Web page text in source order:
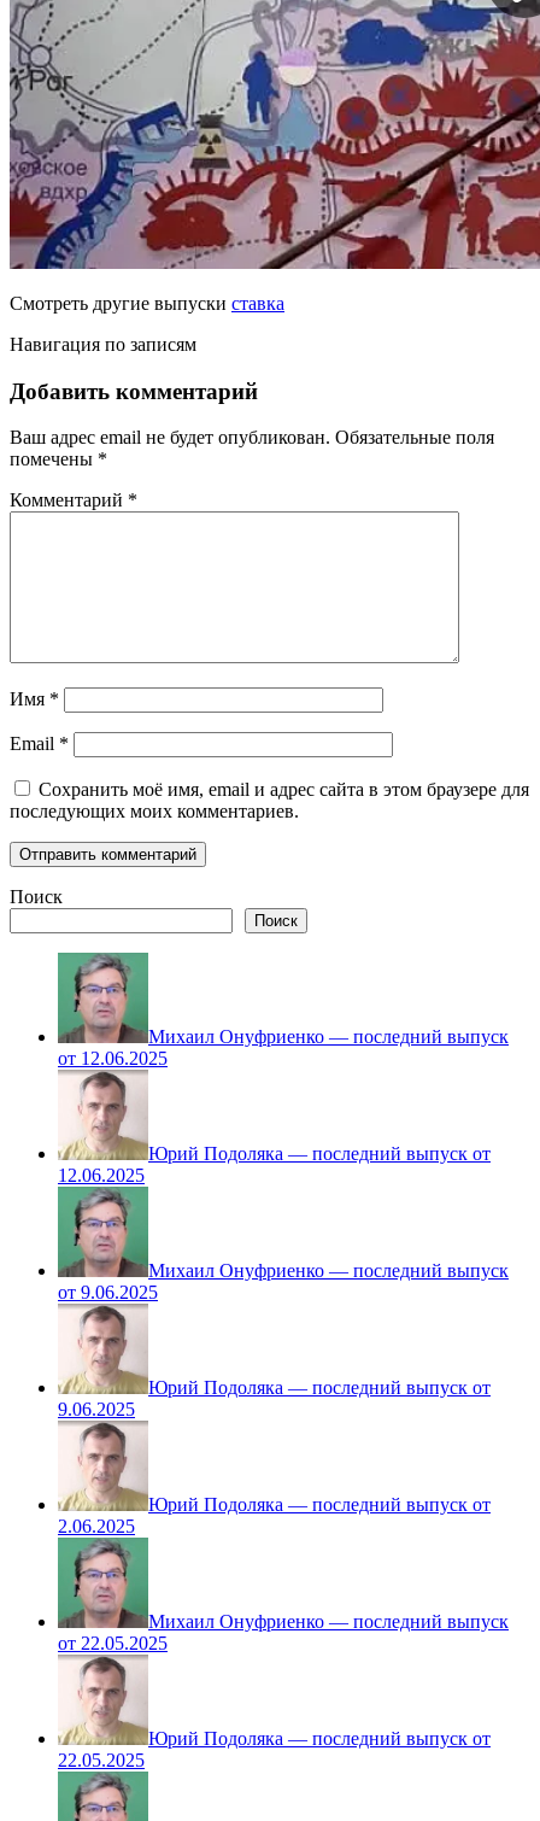
Смотреть другие выпуски ставка
Навигация по записям
Добавить комментарий
Ваш адрес email не будет опубликован. Обязательные поля
помечены *
Комментарий *
Имя *
Email *
Сохранить моё имя, email и адрес сайта в этом браузере для
последующих моих комментариев.
Поиск
Поиск
Михаил Онуфриенко — последний выпуск
от 12.06.2025
Юрий Подоляка — последний выпуск от
12.06.2025
Михаил Онуфриенко — последний выпуск
от 9.06.2025
Юрий Подоляка — последний выпуск от
9.06.2025
Юрий Подоляка — последний выпуск от
2.06.2025
Михаил Онуфриенко — последний выпуск
от 22.05.2025
Юрий Подоляка — последний выпуск от
22.05.2025